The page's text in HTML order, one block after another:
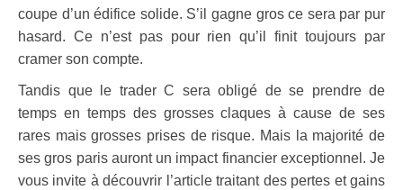
coupe d’un édifice solide. S’il gagne gros ce sera par pur
hasard. Ce n’est pas pour rien qu’il finit toujours par
cramer son compte.
Tandis que le trader C sera obligé de se prendre de
temps en temps des grosses claques à cause de ses
rares mais grosses prises de risque. Mais la majorité de
ses gros paris auront un impact financier exceptionnel. Je
vous invite à découvrir l’article traitant des pertes et gains